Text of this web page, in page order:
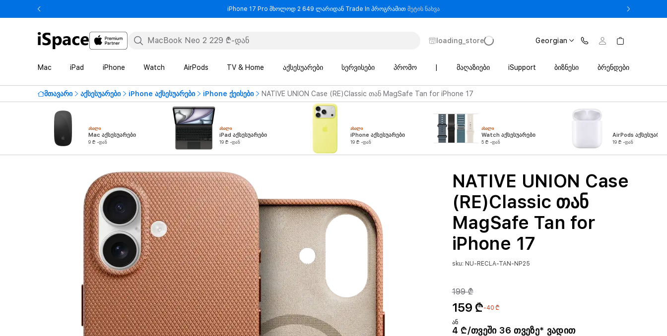
iPhone 17 Pro მხოლოდ 2 649 ლარიდან Trade In პროგრამით მეტის ნახვა- iPhone 17 Pro მხოლოდ 2 649 ლარიდან Trade In პროგრამით
loading_store Georgian
Mac iPad iPhone Watch AirPods TV & Home აქსესუარები სერვისები პრომო მაღაზიები iSupport ბიზნესი ბრენდები
მთავარი აქსესუარები iPhone აქსესუარები iPhone ქეისები NATIVE UNION Case (RE)Classic თან MagSafe Tan for iPhone 17
ᲐᲮᲐᲚᲘ
Mac აქსესუარები
9 ₾ -დან
ᲐᲮᲐᲚᲘ
iPad აქსესუარები
19 ₾ -დან
ᲐᲮᲐᲚᲘ
iPhone აქსესუარები
19 ₾ -დან
ᲐᲮᲐᲚᲘ
Watch აქსესუარები
5 ₾ -დან
AirPods
19 ₾ -დან
NATIVE UNION Case
(RE)Classic თან
MagSafe Tan for
iPhone 17
sku: NU-RECLA-TAN-NP25
199 ₾
159 ₾-40 ₾
ან
4 ₾/თვეში 36 თვეზე* ვადით